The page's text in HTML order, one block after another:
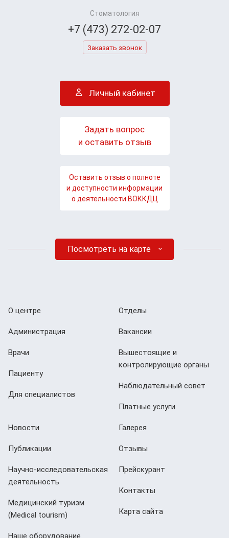
Стоматология
+7 (473) 272-02-07
Заказать звонок
Личный кабинет
Задать вопрос
и оставить отзыв
Оставить отзыв о полноте
и доступности информации
о деятельности ВОККДЦ
Посмотреть на карте
О центре
Администрация
Врачи
Пациенту
Для специалистов
Отделы
Вакансии
Вышестоящие и
контролирующие органы
Наблюдательный совет
Платные услуги
Новости
Публикации
Научно-исследовательская
деятельность
Медицинский туризм
(Мedical tourism)
Наше оборудование
Галерея
Отзывы
Прейскурант
Контакты
Карта сайта